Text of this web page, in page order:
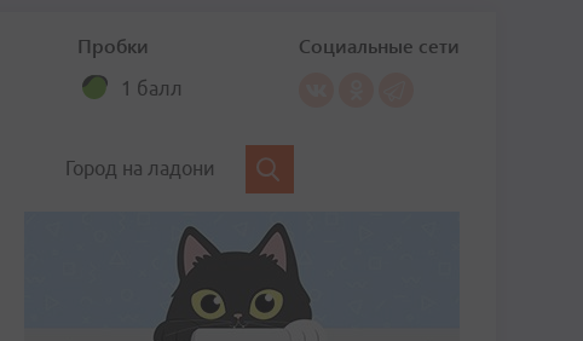
Пробки
1 балл
Социальные сети
Город на ладони